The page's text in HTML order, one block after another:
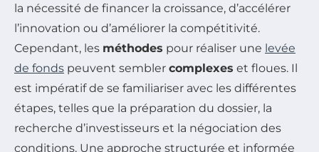
la nécessité de financer la croissance, d’accélérer
l’innovation ou d’améliorer la compétitivité.
Cependant, les méthodes pour réaliser une levée
de fonds peuvent sembler complexes et floues. Il
est impératif de se familiariser avec les différentes
étapes, telles que la préparation du dossier, la
recherche d’investisseurs et la négociation des
conditions. Une approche structurée et informée